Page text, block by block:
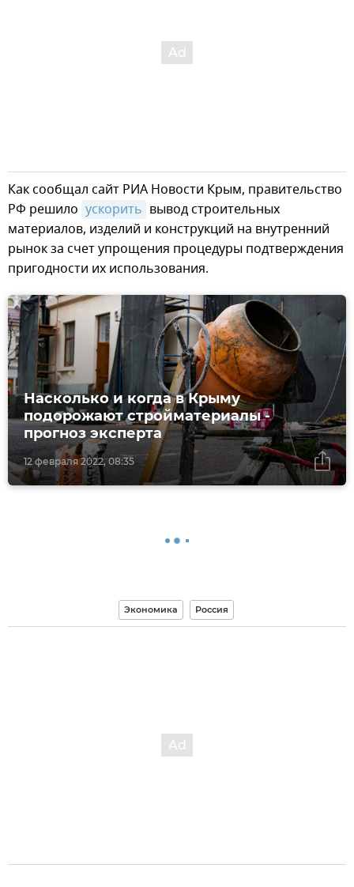
Как сообщал сайт РИА Новости Крым, правительство
РФ решило ускорить вывод строительных
материалов, изделий и конструкций на внутренний
рынок за счет упрощения процедуры подтверждения
пригодности их использования.
12 февраля 2022, 08:35
Насколько и когда в Крыму
подорожают стройматериалы -
прогноз эксперта
Экономика Россия